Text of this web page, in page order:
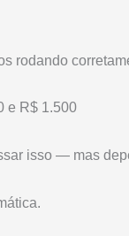
rodando
e R$ 1.500
isso — mas